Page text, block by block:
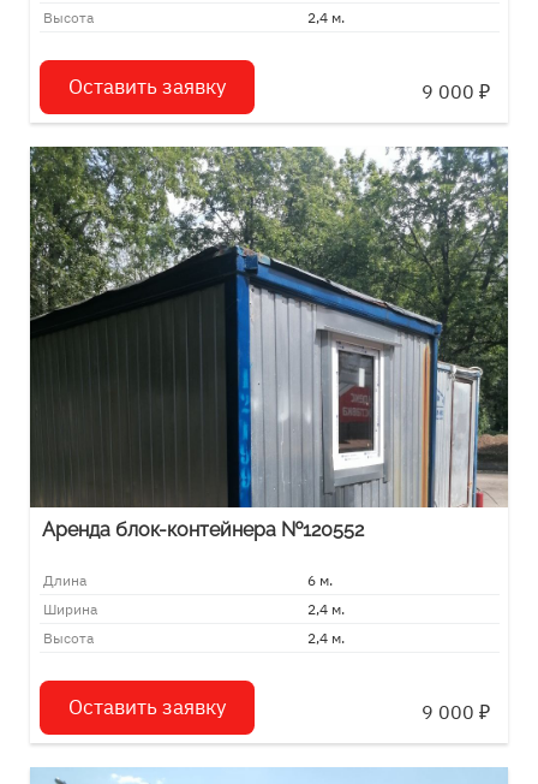
Высота
2,4 м.
Оставить заявку 9 000 ₽
Аренда блок-контейнера №120552
Длина
6 м.
Ширина
2,4 м.
Высота
2,4 м.
Оставить заявку 9 000 ₽